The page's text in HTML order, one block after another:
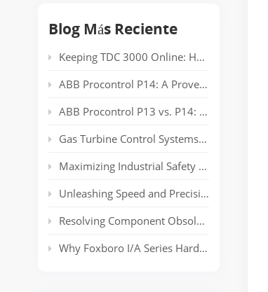
Blog Más Reciente
Keeping TDC 3000 Online: Honeywell EPLCG Gateway Compatibility, Specifications and Spare Parts
ABB Procontrol P14: A Proven Power Plant Automation System Supporting Reliable Generation for Decades
ABB Procontrol P13 vs. P14: Technical Comparison and Spare Parts Guide
Gas Turbine Control Systems: Common Automation Platforms and Spare Parts Used in Power Generation
Maximizing Industrial Safety and Connectivity with the HIMA HIMatrix Series
Unleashing Speed and Precision: The Power of ABB’s AC 800PEC Control System
Resolving Component Obsolescence in ICS Triplex Trusted® T8000 Series Safety Systems
Why Foxboro I/A Series Hardware Still Dominates Long-Life Process Plants